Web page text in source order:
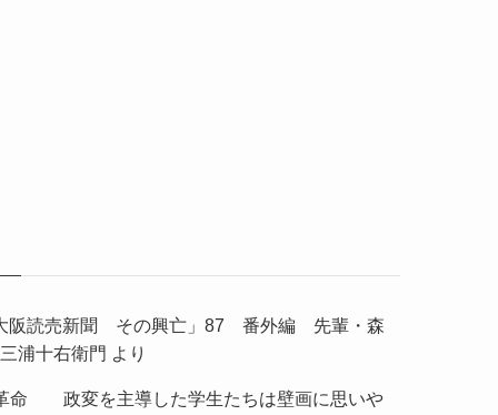
阪読売新聞 その興亡」87 番外編 先輩・森
三浦十右衛門 より
命 政変を主導した学生たちは壁画に思いや